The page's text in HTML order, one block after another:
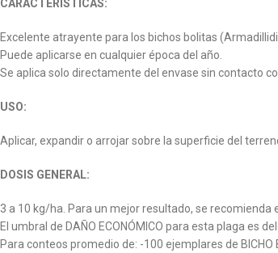
CARACTERÍSTICAS:
Excelente atrayente para los bichos bolitas
Puede aplicarse en cualquier época del año.
Se aplica solo directamente del envase sin contacto
USO:
Aplicar, expandir o arrojar sobre la superficie del
DOSIS GENERAL:
3 a 10 kg/ha. Para un mejor resultado, se
El umbral de DAÑO ECONÓMICO para esta plaga es
Para conteos promedio de: -100 ejemplares de BICHO